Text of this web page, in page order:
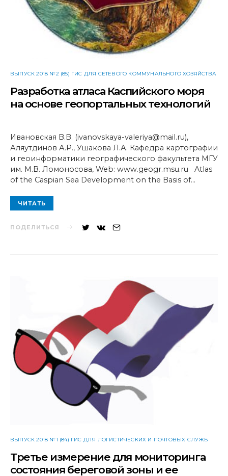
ВЫПУСК 2018 №2 (85) ГИС ДЛЯ СЕТЕВОГО КОММУНАЛЬНОГО ХОЗЯЙСТВА
Разработка атласа Каспийского моря
на основе геопортальных технологий
Ивановская В.В. (ivanovskaya-valeriya@mail.ru),
Аляутдинов А.Р., Ушакова Л.А. Кафедра картографии
и геоинформатики географического факультета МГУ
им. М.В. Ломоносова, Web: www.geogr.msu.ru Atlas
of the Caspian Sea Development on the Basis of…
ЧИТАТЬ
ПОДЕЛИТЬСЯ
ВЫПУСК 2018 №1 (84) ГИС ДЛЯ ЛОГИСТИЧЕСКИХ И ПОЧТОВЫХ СЛУЖБ
Третье измерение для мониторинга
состояния береговой зоны и ее